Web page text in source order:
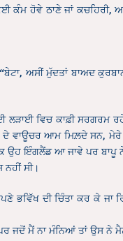
ਕੰਮ ਹੋਵੇ ਠਾਣੇ ਜਾਂ
ਅਸੀਂ ਮੁੱਦਤਾਂ ਬਾਅਦ
ਦੀ ਲੜਾਈ ਵਿਚ ਕਾਫ਼ੀ
ਦੇ ਵਾਊਚਰ ਆਮ ਮਿਲ਼ਦੇ ਸਨ,
ਇੰਗਲੈਂਡ ਆ ਜਾਵੇ ਪਰ ਬਾਪੂ
ਸੀ।
ਭਵਿੱਖ ਦੀ ਚਿੰਤਾ ਕਰ ਕੇ
ਜਦੋਂ ਮੈਂ ਨਾ ਮੰਨਿਆਂ ਤਾਂ ਉਸ ਨੇ